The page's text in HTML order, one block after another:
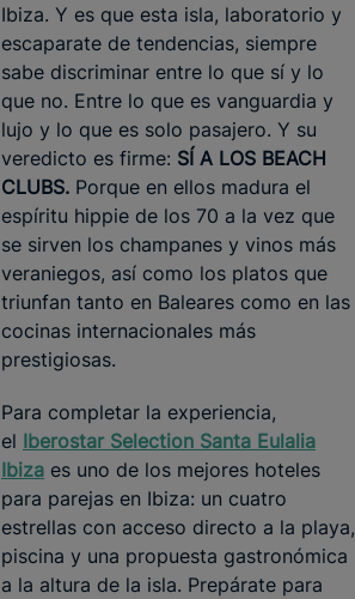
Ibiza. Y es que esta isla, laboratorio y
escaparate de tendencias, siempre
sabe discriminar entre lo que sí y lo
que no. Entre lo que es vanguardia y
lujo y lo que es solo pasajero. Y su
veredicto es firme: SÍ A LOS BEACH
CLUBS. Porque en ellos madura el
espíritu hippie de los 70 a la vez que
se sirven los champanes y vinos más
veraniegos, así como los platos que
triunfan tanto en Baleares como en las
cocinas internacionales más
prestigiosas.
Para completar la experiencia,
el Iberostar Selection Santa Eulalia
Ibiza es uno de los mejores hoteles
para parejas en Ibiza: un cuatro
estrellas con acceso directo a la playa,
piscina y una propuesta gastronómica
a la altura de la isla. Prepárate para